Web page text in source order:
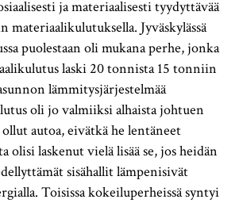
ja materiaalisesti tyydyttävää
materiaalikulutuksella. Jyväskylässä
puolestaan oli mukana perhe, jonka
laski 20 tonnista 15 tonniin
lämmitysjärjestelmää
oli jo valmiiksi alhaista johtuen
autoa, eivätkä he lentäneet
olisi laskenut vielä lisää se, jos heidän
sisähallit lämpenisivät
Toisissa kokeiluperheissä syntyi